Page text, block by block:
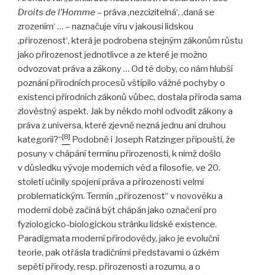
Droits de l’Homme – práva ,nezcizitelná‘, ,daná se
zrozením‘ … – naznačuje víru v jakousi lidskou
,přirozenost‘, která je podrobena stejným zákonům růstu
jako přirozenost jednotlivce a ze které je možno
odvozovat práva a zákony … Od té doby, co nám hlubší
poznání přírodních procesů vštípilo vážné pochyby o
existenci přírodních zákonů vůbec, dostala příroda sama
zlověstný aspekt. Jak by někdo mohl odvodit zákony a
práva z universa, které zjevně nezná jednu ani druhou
kategorii?“[8] Podobně i Joseph Ratzinger připouští, že
posuny v chápání termínu přirozenosti, k nimž došlo
v důsledku vývoje moderních věd a filosofie, ve 20.
století učinily spojení práva a přirozenosti velmi
problematickým. Termín „přirozenost“ v novověku a
moderní době začíná být chápán jako označení pro
fyziologicko-biologickou stránku lidské existence.
Paradigmata moderní přírodovědy, jako je evoluční
teorie, pak otřásla tradičními představami o úzkém
sepětí přírody, resp. přirozenosti a rozumu, a o